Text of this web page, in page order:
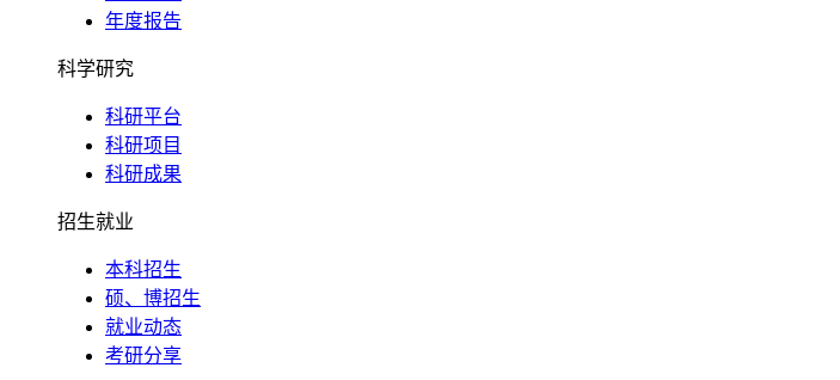
年度报告
科学研究
科研平台
科研项目
科研成果
招生就业
本科招生
硕、博招生
就业动态
考研分享